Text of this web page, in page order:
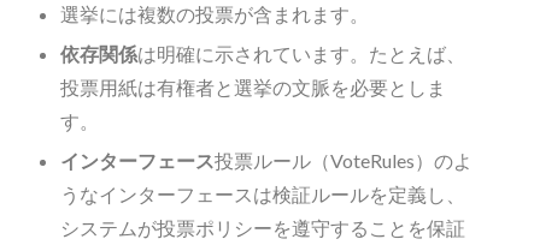
選挙には複数の投票が含まれます。
依存関係は明確に示されています。たとえば、
投票用紙は有権者と選挙の文脈を必要としま
す。
インターフェース投票ルール（VoteRules）のよ
うなインターフェースは検証ルールを定義し、
システムが投票ポリシーを遵守することを保証